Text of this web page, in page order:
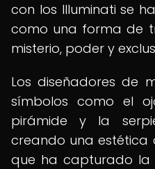
con los Illuminati se
como una forma de
misterio, poder y
Los diseñadores de
símbolos como el
pirámide y la
creando una estética
que ha capturado la